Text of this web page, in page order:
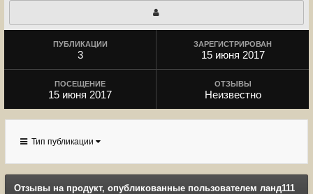
ПУБЛИКАЦИИ
3
ЗАРЕГИСТРИРОВАН
15 июня 2017
ПОСЕЩЕНИЕ
15 июня 2017
ОТЗЫВЫ
Неизвестно
Тип публикации
Отзывы на продукт, опубликованные пользователем ланд111